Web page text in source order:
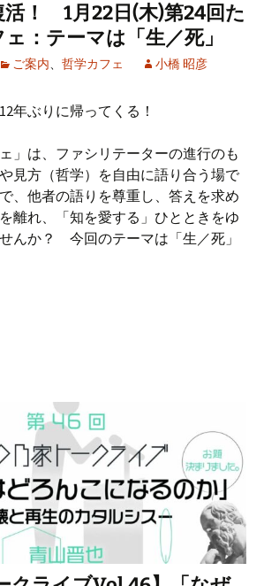
活！ 1月22日(木)第24回た
：テーマは「生／死」
ご案内、 哲学カフェ 小橋 昭彦
年ぶりに帰ってくる！
」は、ファシリテーターの進行のも
見方（哲学）を自由に語り合う場で
、他者の語りを尊重し、答えを求め
離れ、「知を愛する」ひとときをゆ
んか？ 今回のテーマは「生／死」
りの復活！ 1月22日(木)第24回たんば